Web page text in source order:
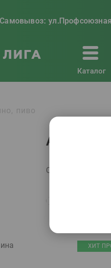
Самовывоз:
Каталог
пиво
Сортировать по:
ХИТ